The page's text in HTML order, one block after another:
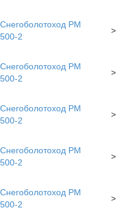
Снегоболотоход РМ
500-2
>
Снегоболотоход РМ
500-2
>
Снегоболотоход РМ
500-2
>
Снегоболотоход РМ
500-2
>
Снегоболотоход РМ
500-2
>